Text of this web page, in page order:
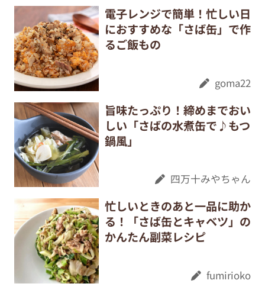
電子レンジで簡単！忙しい日
におすすめな「さば缶」で作
るご飯もの
goma22
旨味たっぷり！締めまでおい
しい「さばの水煮缶で♪もつ
鍋風」
四万十みやちゃん
忙しいときのあと一品に助か
る！「さば缶とキャベツ」の
かんたん副菜レシピ
fumirioko